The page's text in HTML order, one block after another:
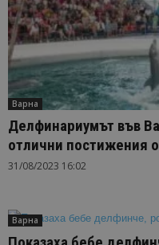
Варна
Делфинариумът във
отлични постижения
31/08/2023 16:02
Варна